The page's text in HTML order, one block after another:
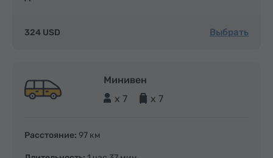
324 USD Выбрать
Минивен
x 7
x 7
Расстояние: 97 км